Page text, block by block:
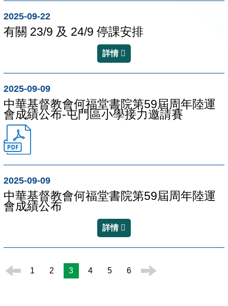
2025-09-22
有關 23/9 及 24/9 停課安排
詳情
2025-09-09
中華基督教會何福堂書院第59屆周年陸運
會成績公布-屯門區小學接力邀請賽
2025-09-09
中華基督教會何福堂書院第59屆周年陸運
會成績公布
詳情
1 2 3 4 5 6